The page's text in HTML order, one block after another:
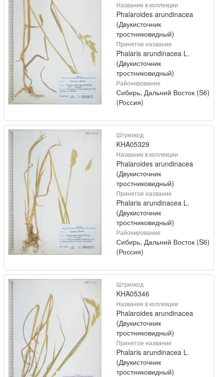
Название в коллекции
Phalaroides arundinacea
(Двукисточник
тростниковидный)
Принятое название
Phalaris arundinacea L.
(Двукисточник
тростниковидный)
Районирование
Сибирь, Дальний Восток (S6)
(Россия)
Штрихкод
KHA05329
Название в коллекции
Phalaroides arundinacea
(Двукисточник
тростниковидный)
Принятое название
Phalaris arundinacea L.
(Двукисточник
тростниковидный)
Районирование
Сибирь, Дальний Восток (S6)
(Россия)
Штрихкод
KHA05346
Название в коллекции
Phalaroides arundinacea
(Двукисточник
тростниковидный)
Принятое название
Phalaris arundinacea L.
(Двукисточник
тростниковидный)